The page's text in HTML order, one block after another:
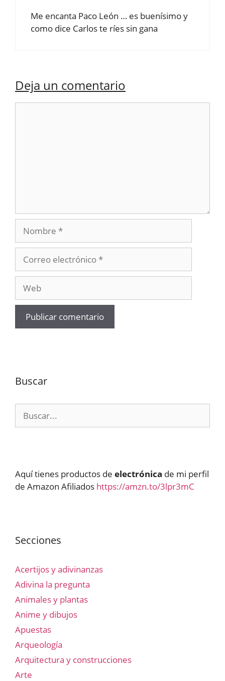
Me encanta Paco León … es buenísimo y
como dice Carlos te ríes sin gana
Deja un comentario
electrónico
Buscar
Aquí tienes productos de electrónica de mi perfil
de Amazon Afiliados https://amzn.to/3lpr3mC
Secciones
Acertijos y adivinanzas
Adivina la pregunta
Animales y plantas
Anime y dibujos
Apuestas
Arqueología
Arquitectura y construcciones
Arte